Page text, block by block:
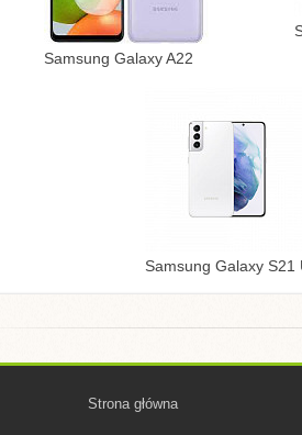
Samsung Galaxy A22
Samsung Galaxy S21
Strona główna